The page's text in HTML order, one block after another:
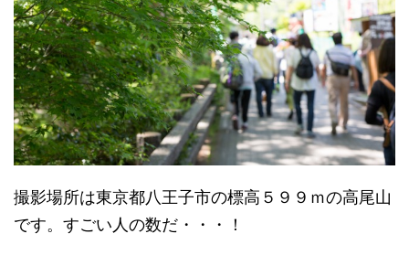
撮影場所は東京都八王子市の標高５９９ｍの高尾山
です。すごい人の数だ・・・！